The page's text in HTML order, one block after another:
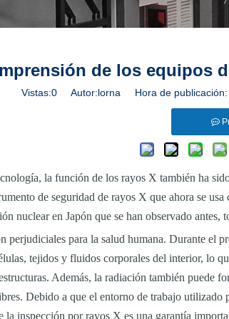
de los equipos
Vistas:0 Autor:lorna Hora de
la función de los rayos X también ha
de seguridad de rayos X que ahora se
nuclear en Japón que se han observado
perjudiciales para la salud humana. Durante el
tejidos y fluidos corporales del interior, lo
Además, la radiación también puede
Debido a que el entorno de trabajo
inspección por rayos X es una garantía